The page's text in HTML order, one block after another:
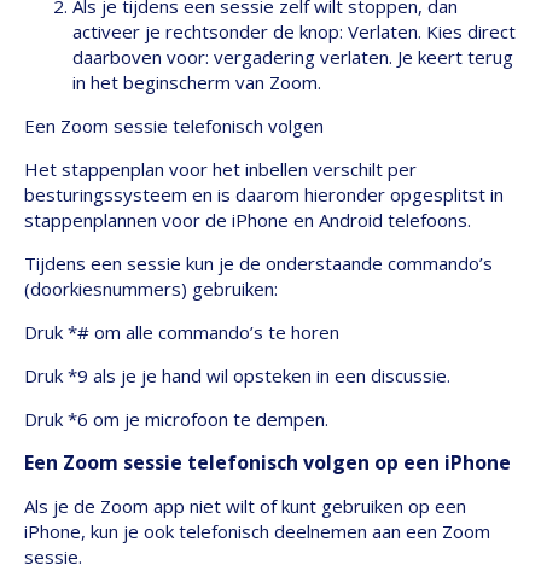
Als je tijdens een sessie zelf wilt stoppen, dan
activeer je rechtsonder de knop: Verlaten. Kies direct
daarboven voor: vergadering verlaten. Je keert terug
in het beginscherm van Zoom.
Een Zoom sessie telefonisch volgen
Het stappenplan voor het inbellen verschilt per
besturingssysteem en is daarom hieronder opgesplitst in
stappenplannen voor de iPhone en Android telefoons.
Tijdens een sessie kun je de onderstaande commando’s
(doorkiesnummers) gebruiken:
Druk *# om alle commando’s te horen
Druk *9 als je je hand wil opsteken in een discussie.
Druk *6 om je microfoon te dempen.
Een Zoom sessie telefonisch volgen op een iPhone
Als je de Zoom app niet wilt of kunt gebruiken op een
iPhone, kun je ook telefonisch deelnemen aan een Zoom
sessie.